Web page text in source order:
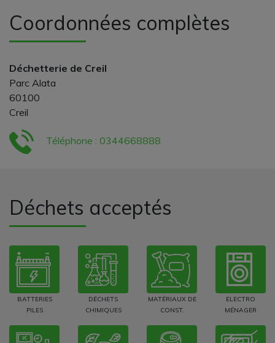
Coordonnées complètes
Déchetterie de Creil
Parc Alata
60100
Creil
Téléphone : 0344668888
Déchets acceptés
BATTERIES
PILES
DÉCHETS
CHIMIQUES
MATÉRIAUX DE
CONST.
ELECTRO
MÉNAGER